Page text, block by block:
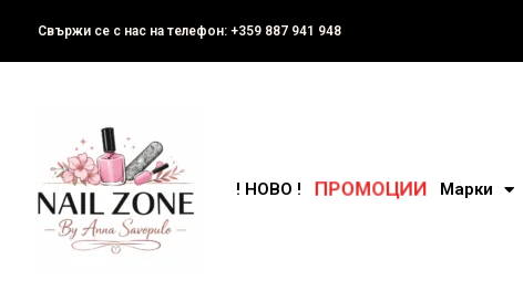
Свържи се с нас на телефон: +359 887 941 948
! НОВО ! ПРОМОЦИИ Марки